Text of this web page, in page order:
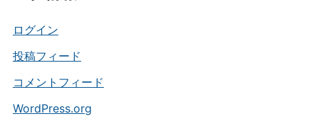
ー
ログイン
投稿フィード
コメントフィード
WordPress.org